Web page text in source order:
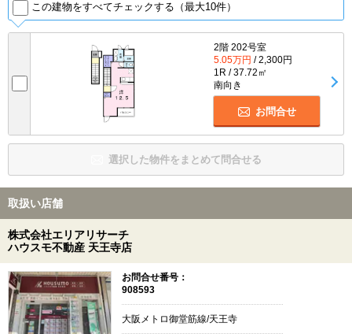
この建物をすべてチェックする（最大10件）
2階 202号室
5.05万円 / 2,300円
1R / 37.72㎡
南向き
お問合せ
選択した物件をまとめて問合せる
取扱い店舗
株式会社エリアリサーチ
ハウスモ不動産 天王寺店
お問合せ番号：
908593
大阪メトロ御堂筋線/天王寺